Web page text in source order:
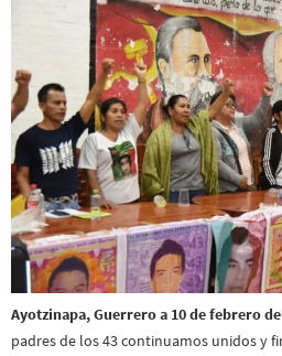
Ayotzinapa, Guerrero a 10 de febrero
padres de los 43 continuamos unidos y